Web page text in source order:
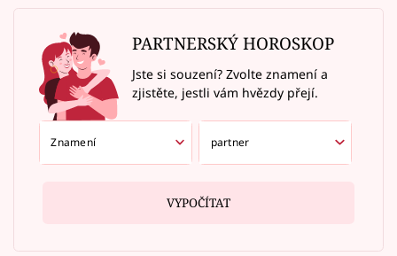
PARTNERSKÝ HOROSKOP
Jste si souzení? Zvolte znamení a
zjistěte, jestli vám hvězdy přejí.
VYPOČÍTAT